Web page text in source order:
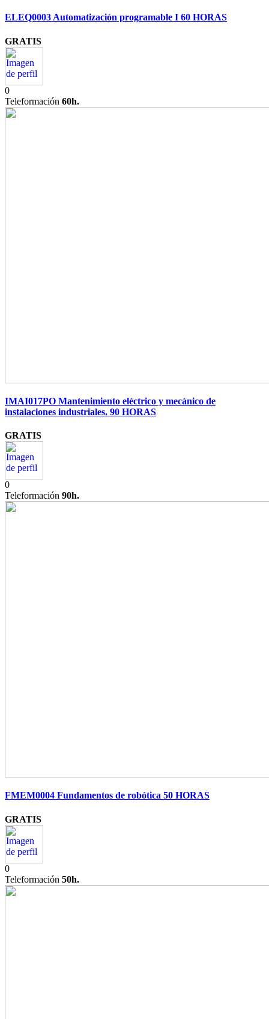
ELEQ0003 Automatización programable I 60 HORAS
GRATIS
0
Teleformación 60h.
IMAI017PO Mantenimiento eléctrico y mecánico de
instalaciones industriales. 90 HORAS
GRATIS
0
Teleformación 90h.
FMEM0004 Fundamentos de robótica 50 HORAS
GRATIS
0
Teleformación 50h.